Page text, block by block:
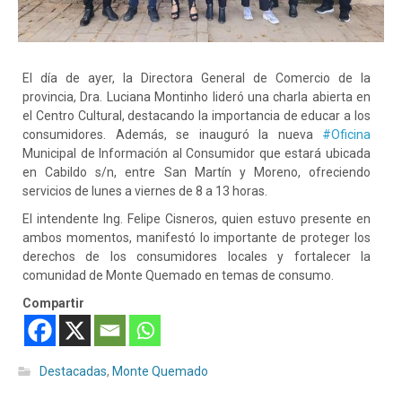
El día de ayer, la Directora General de Comercio de la
provincia, Dra. Luciana Montinho lideró una charla abierta en
el Centro Cultural, destacando la importancia de educar a los
consumidores. Además, se inauguró la nueva #Oficina
Municipal de Información al Consumidor que estará ubicada
en Cabildo s/n, entre San Martín y Moreno, ofreciendo
servicios de lunes a viernes de 8 a 13 horas.
El intendente Ing. Felipe Cisneros, quien estuvo presente en
ambos momentos, manifestó lo importante de proteger los
derechos de los consumidores locales y fortalecer la
comunidad de Monte Quemado en temas de consumo.
Compartir
Destacadas, Monte Quemado